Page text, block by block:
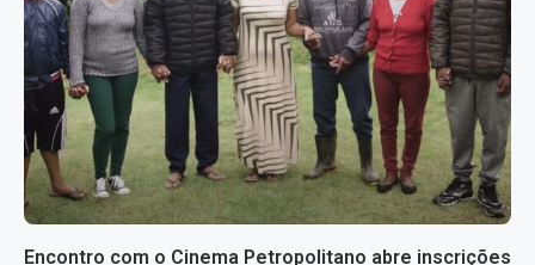
Encontro com o Cinema Petropolitano abre inscrições